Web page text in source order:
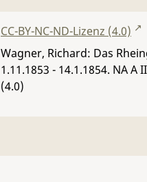
CC-BY-NC-ND-Lizenz (4.0)
Wagner, Richard: Das
1.11.1853 - 14.1.1854. NA A
(4.0)